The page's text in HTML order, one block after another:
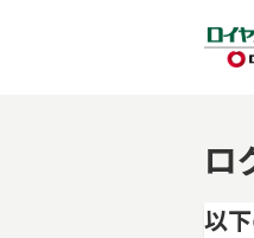
ロ
以